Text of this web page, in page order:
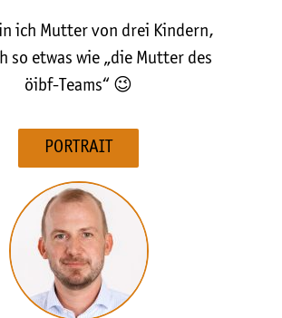
ich Mutter von drei Kindern,
so etwas wie „die Mutter des
öibf-Teams“ 😉
PORTRAIT